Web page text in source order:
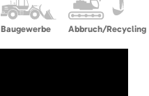
Baugewerbe Abbruch/Recycling